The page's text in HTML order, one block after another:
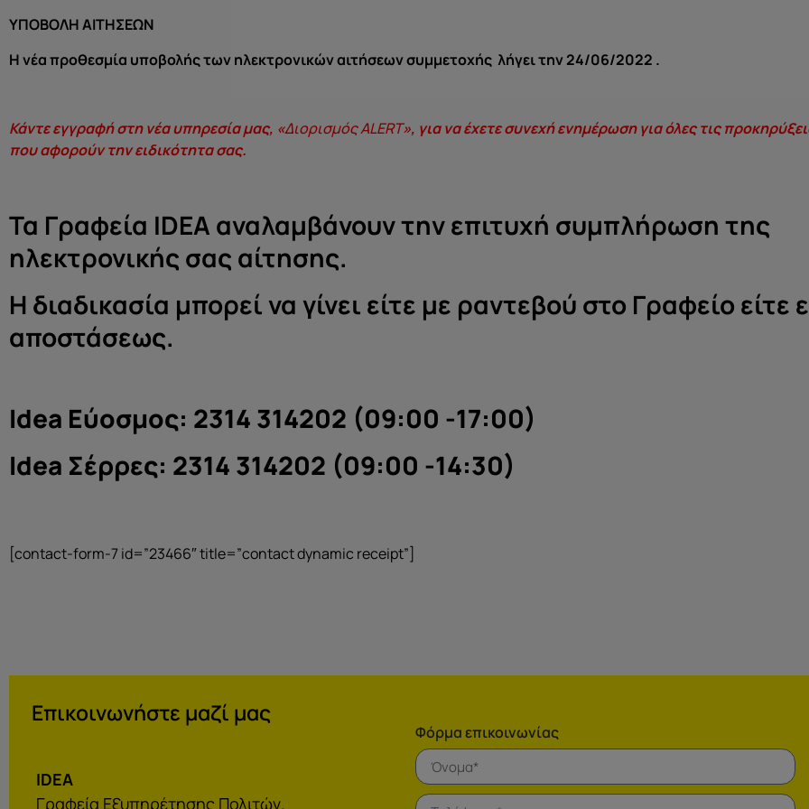
ΥΠΟΒΟΛΗ ΑΙΤΗΣΕΩΝ
Η νέα προθεσμία υποβολής των ηλεκτρονικών αιτήσεων συμμετοχής λήγει την 24/06/2022 .
Κάντε εγγραφή στη νέα υπηρεσία μας, «Διορισμός ALERT», για να έχετε συνεχή ενημέρωση για όλες τις
που αφορούν την ειδικότητα σας.
Τα Γραφεία IDEA αναλαμβάνουν την επιτυχή συμπλήρωση της
ηλεκτρονικής σας αίτησης.
Η διαδικασία μπορεί να γίνει είτε με ραντεβού στο Γραφείο είτε
αποστάσεως.
Idea Εύοσμος: 2314 314202 (09:00 -17:00)
Idea Σέρρες: 2314 314202 (09:00 -14:30)
[contact-form-7 id=”23466″ title=”contact dynamic receipt”]
Επικοινωνήστε μαζί μας
IDEA
Γραφεία Εξυπηρέτησης Πολιτών.
Φόρμα επικοινωνίας